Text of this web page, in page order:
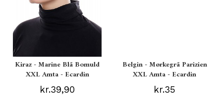
Kiraz - Marine Blå Bomuld
XXL Amta - Ecardin
kr.39,90
Belgin - Mørkegrå Parizien
XXL Amta - Ecardin
kr.35